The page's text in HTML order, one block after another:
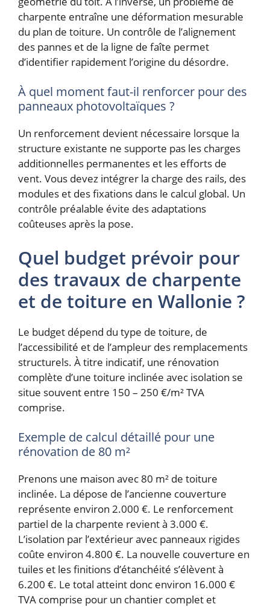
charpente entraîne une déformation mesurable
du plan de toiture. Un contrôle de l’alignement
des pannes et de la ligne de faîte permet
d’identifier rapidement l’origine du désordre.
À quel moment faut-il renforcer pour des
panneaux photovoltaïques ?
Un renforcement devient nécessaire lorsque la
structure existante ne supporte pas les charges
additionnelles permanentes et les efforts de
vent. Vous devez intégrer la charge des rails, des
modules et des fixations dans le calcul global. Un
contrôle préalable évite des adaptations
coûteuses après la pose.
Quel budget prévoir pour
des travaux de charpente
et de toiture en Wallonie ?
Le budget dépend du type de toiture, de
l’accessibilité et de l’ampleur des remplacements
structurels. À titre indicatif, une rénovation
complète d’une toiture inclinée avec isolation se
situe souvent entre 150 – 250 €/m² TVA
comprise.
Exemple de calcul détaillé pour une
rénovation de 80 m²
Prenons une maison avec 80 m² de toiture
inclinée. La dépose de l’ancienne couverture
représente environ 2.000 €. Le renforcement
partiel de la charpente revient à 3.000 €.
L’isolation par l’extérieur avec panneaux rigides
coûte environ 4.800 €. La nouvelle couverture en
tuiles et les finitions d’étanchéité s’élèvent à
6.200 €. Le total atteint donc environ 16.000 €
TVA comprise pour un chantier complet et